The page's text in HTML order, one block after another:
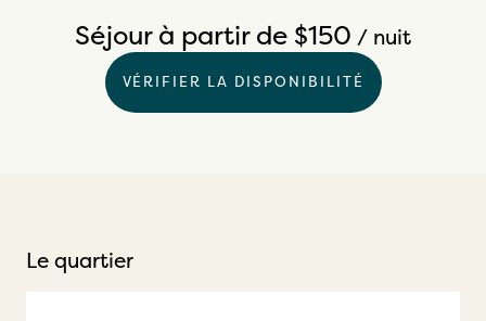
Séjour à partir de $150 / nuit
VÉRIFIER LA DISPONIBILITÉ
Le quartier